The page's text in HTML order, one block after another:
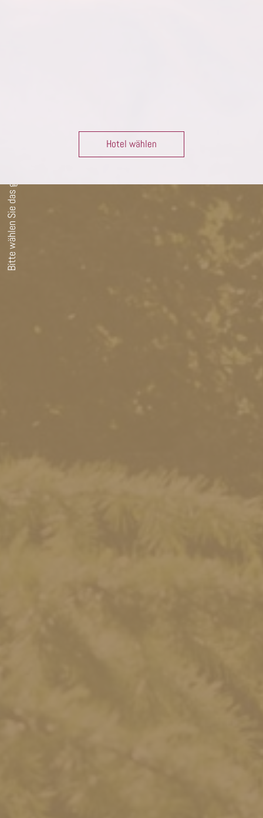
Bitte wählen Sie das gewünschte Hotel:
Hotel wählen
Bitte wählen Sie das gewünschte Hotel: